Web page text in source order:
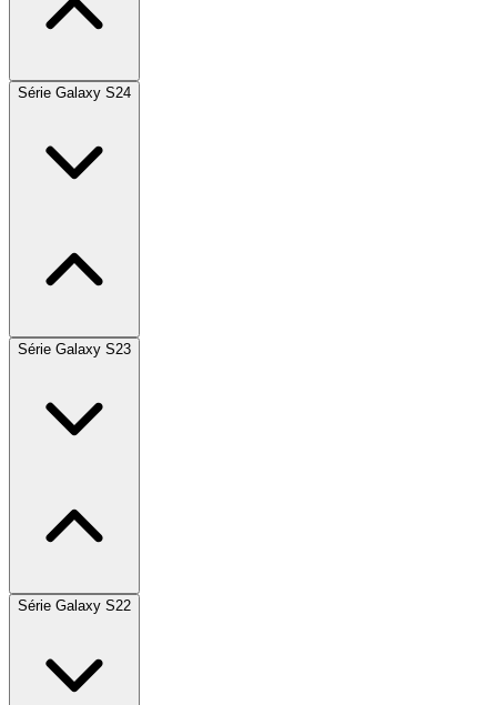
Série Galaxy S24
Série Galaxy S23
Série Galaxy S22